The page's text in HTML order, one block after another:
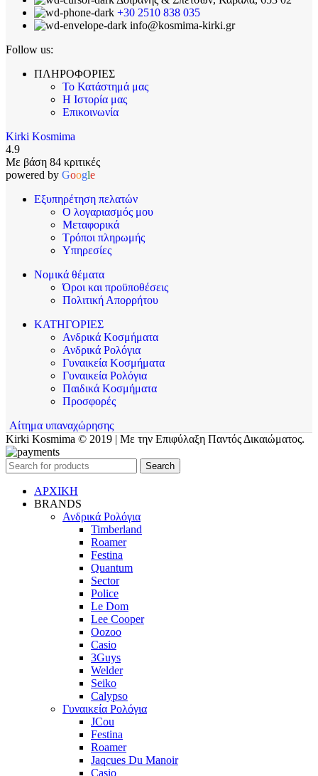
+30 2510 838 035
info@kosmima-kirki.gr
Follow us:
ΠΛΗΡΟΦΟΡΙΕΣ
Το Κατάστημά μας
Η Ιστορία μας
Επικοινωνία
Kirki Kosmima
4.9
Με βάση 84 κριτικές
powered by Google
Εξυπηρέτηση πελατών
Ο λογαριασμός μου
Μεταφορικά
Τρόποι πληρωμής
Υπηρεσίες
Νομικά θέματα
Όροι και προϋποθέσεις
Πολιτική Απορρήτου
ΚΑΤΗΓΟΡΙΕΣ
Ανδρικά Κοσμήματα
Ανδρικά Ρολόγια
Γυναικεία Κοσμήματα
Γυναικεία Ρολόγια
Παιδικά Κοσμήματα
Προσφορές
Αίτημα υπαναχώρησης
Kirki Kosmima © 2019 | Με την Επιφύλαξη Παντός Δικαιώματος.
Search
ΑΡΧΙΚΗ
BRANDS
Ανδρικά Ρολόγια
Timberland
Roamer
Festina
Quantum
Sector
Police
Le Dom
Lee Cooper
Oozoo
Casio
3Guys
Welder
Seiko
Calypso
Γυναικεία Ρολόγια
JCou
Festina
Roamer
Jaqcues Du Manoir
Casio